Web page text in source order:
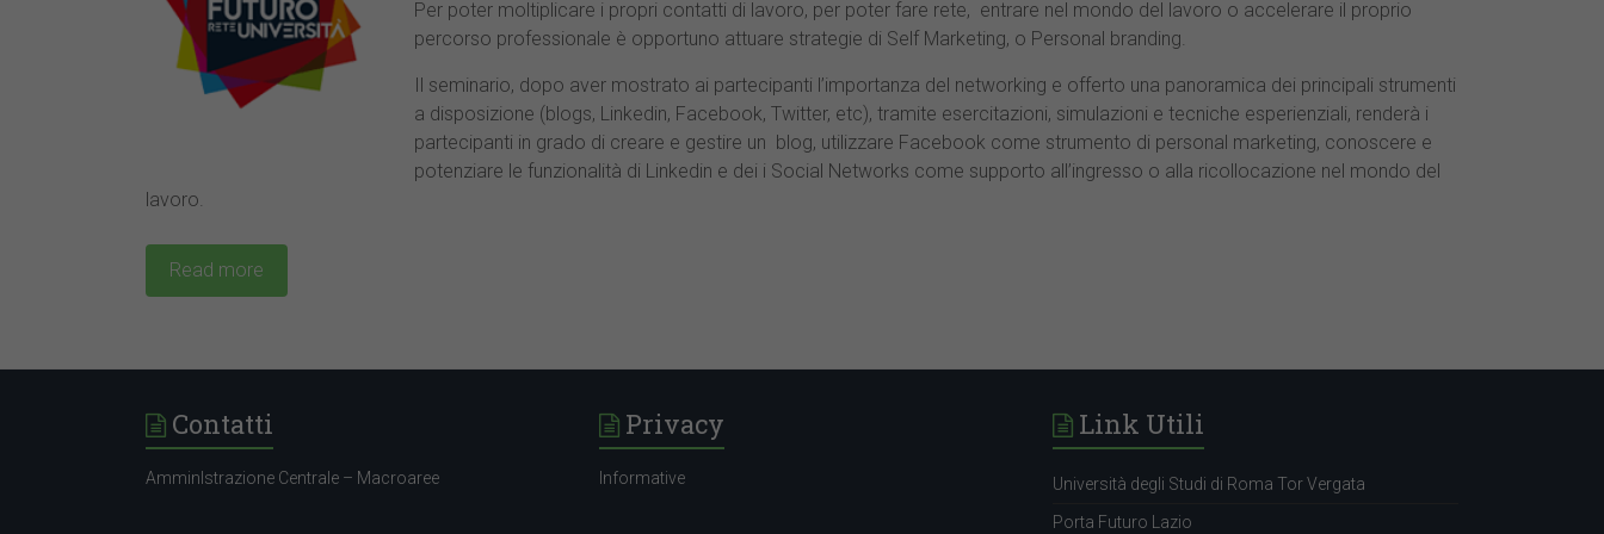
Per poter moltiplicare i propri contatti di lavoro, per poter fare rete, entrare nel mondo del lavoro o accelerare il proprio
percorso professionale è opportuno attuare strategie di Self Marketing, o Personal branding.
Il seminario, dopo aver mostrato ai partecipanti l’importanza del networking e offerto una panoramica dei principali strumenti
a disposizione (blogs, Linkedin, Facebook, Twitter, etc), tramite esercitazioni, simulazioni e tecniche esperienziali, renderà i
partecipanti in grado di creare e gestire un blog, utilizzare Facebook come strumento di personal marketing, conoscere e
potenziare le funzionalità di Linkedin e dei i Social Networks come supporto all’ingresso o alla ricollocazione nel mondo del
lavoro.
Read more
Contatti
AmminIstrazione Centrale – Macroaree
Privacy
Informative
Link Utili
Università degli Studi di Roma Tor Vergata
Porta Futuro Lazio